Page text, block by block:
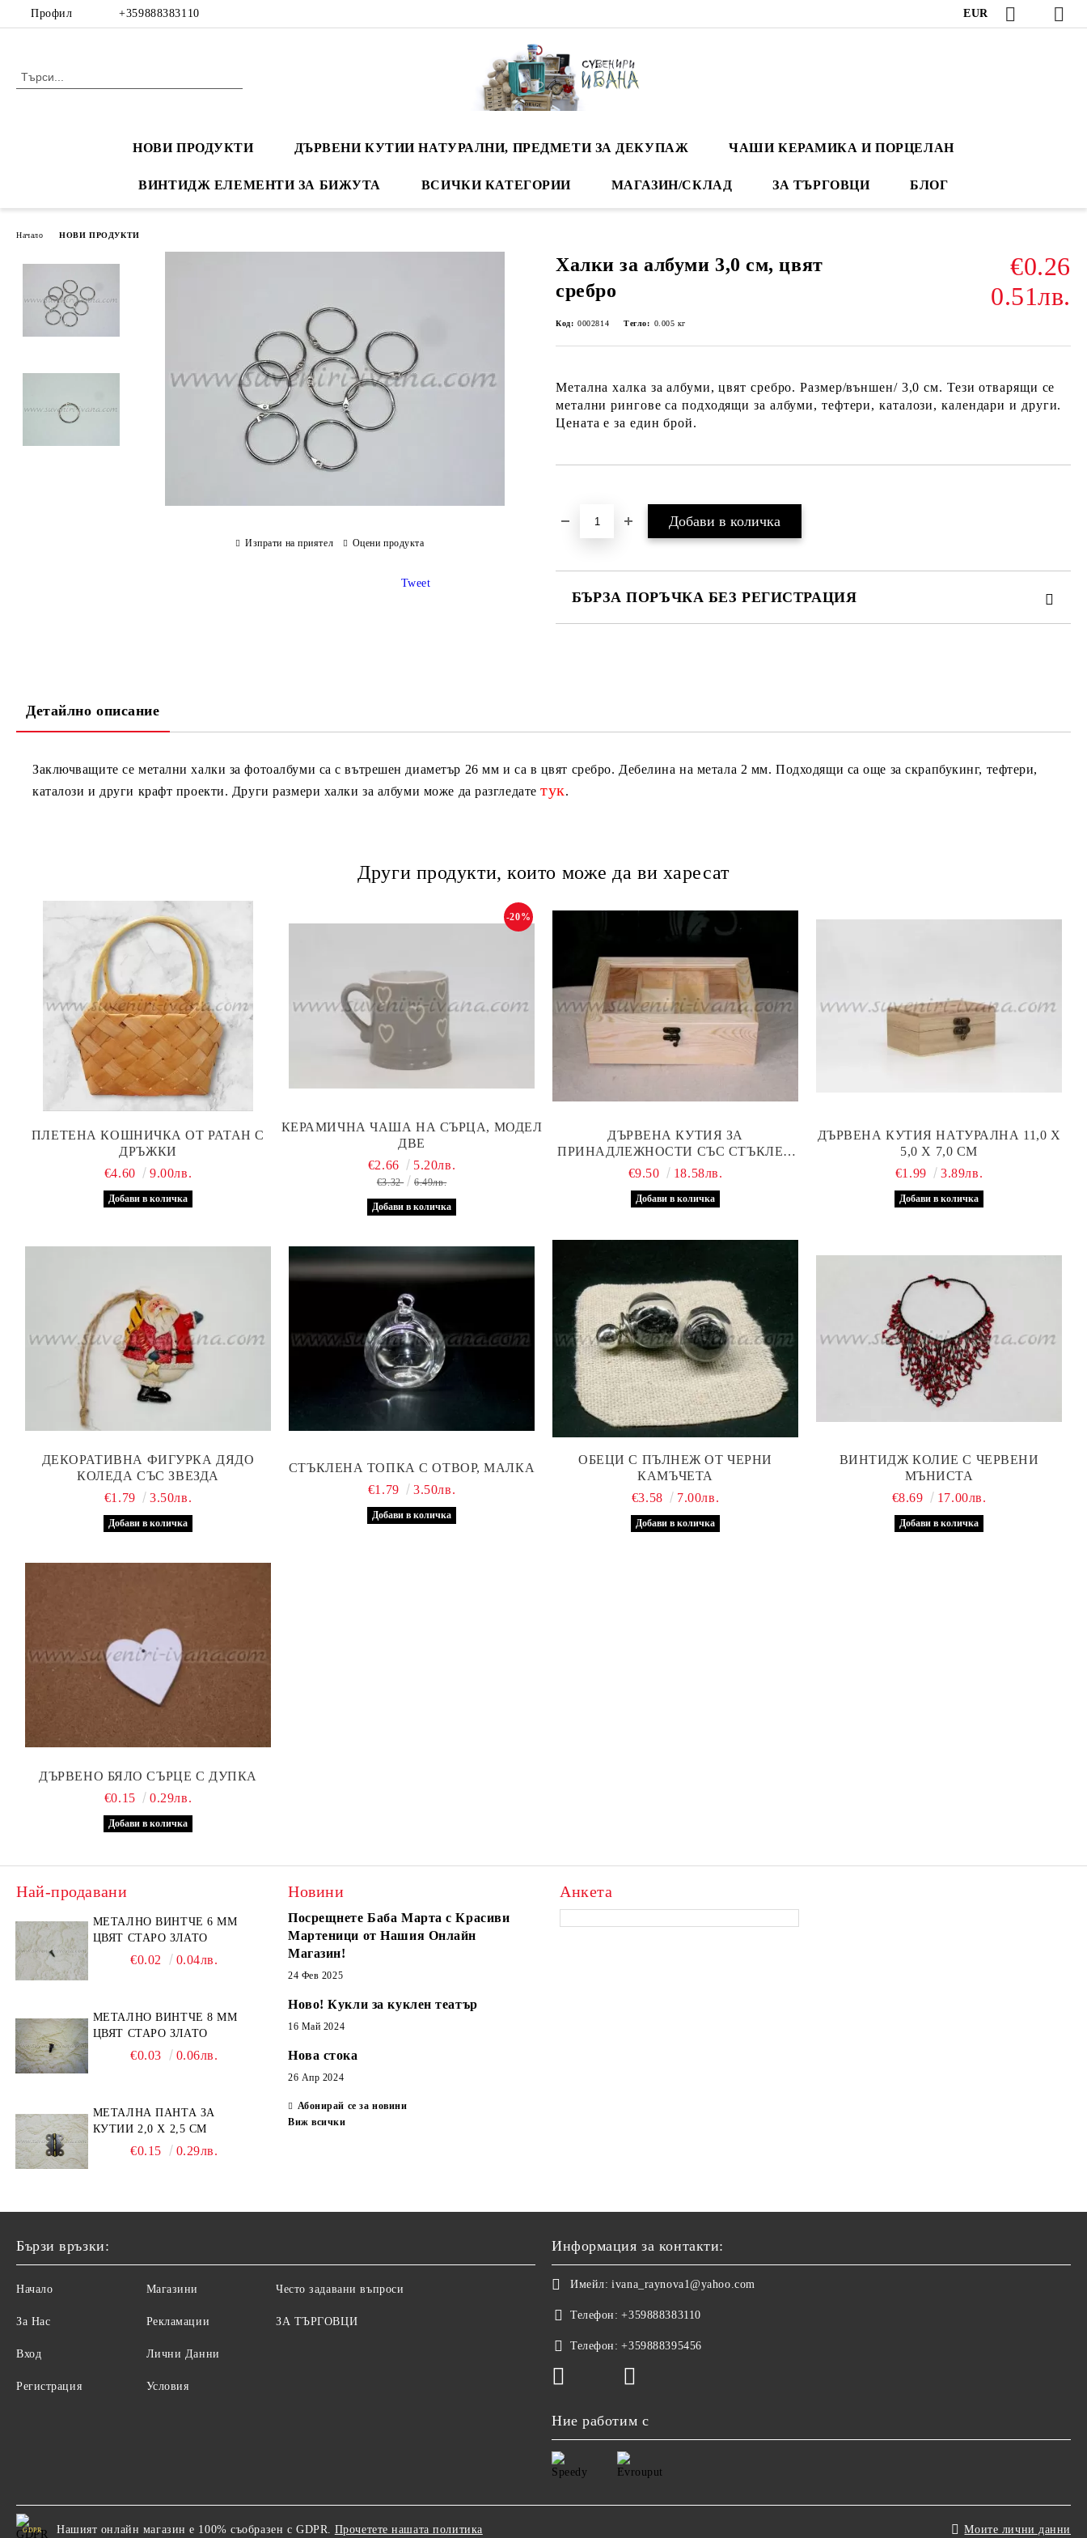
Профил +359888383110 EUR
НОВИ ПРОДУКТИ ДЪРВЕНИ КУТИИ НАТУРАЛНИ, ПРЕДМЕТИ ЗА ДЕКУПАЖ ЧАШИ КЕРАМИКА И ПОРЦЕЛАН
ВИНТИДЖ ЕЛЕМЕНТИ ЗА БИЖУТА ВСИЧКИ КАТЕГОРИИ МАГАЗИН/СКЛАД ЗА ТЪРГОВЦИ БЛОГ
Начало НОВИ ПРОДУКТИ
Халки за албуми 3,0 см, цвят
сребро
€0.26
0.51лв.
Код: 0002814 Тегло: 0.005 кг
Метална халка за албуми, цвят сребро. Размер/външен/ 3,0 см. Тези отварящи се
метални рингове са подходящи за албуми, тефтери, каталози, календари и други.
Цената е за един брой.
БЪРЗА ПОРЪЧКА БЕЗ РЕГИСТРАЦИЯ
Изпрати на приятел Оцени продукта
Tweet
Детайлно описание
Заключващите се метални халки за фотоалбуми са с вътрешен диаметър 26 мм и са в цвят сребро. Дебелина на метала 2 мм. Подходящи са още за скрапбукинг, тефтери,
каталози и други крафт проекти. Други размери халки за албуми може да разгледатетук.
Други продукти, които може да ви харесат
ПЛЕТЕНА КОШНИЧКА ОТ РАТАН С
ДРЪЖКИ
€4.60
9.00лв.
КЕРАМИЧНА ЧАША НА СЪРЦА, МОДЕЛ
ДВЕ
-20%
€2.66 5.20лв.
€3.32 6.49лв.
ДЪРВЕНА КУТИЯ ЗА
ПРИНАДЛЕЖНОСТИ СЪС СТЪКЛЕН
КАПАК
€9.50 18.58лв.
ДЪРВЕНА КУТИЯ НАТУРАЛНА 11,0 Х
5,0 Х 7,0 СМ
€1.99
3.89лв.
ДЕКОРАТИВНА ФИГУРКА ДЯДО
КОЛЕДА СЪС ЗВЕЗДА
€1.79
3.50лв.
СТЪКЛЕНА ТОПКА С ОТВОР, МАЛКА
€1.79
3.50лв.
ОБЕЦИ С ПЪЛНЕЖ ОТ ЧЕРНИ
КАМЪЧЕТА
€3.58
7.00лв.
ВИНТИДЖ КОЛИЕ С ЧЕРВЕНИ
МЪНИСТА
€8.69
17.00лв.
ДЪРВЕНО БЯЛО СЪРЦЕ С ДУПКА
€0.15
0.29лв.
Най-продавани
МЕТАЛНО ВИНТЧЕ 6 ММ
ЦВЯТ СТАРО ЗЛАТО
€0.02 0.04лв.
МЕТАЛНО ВИНТЧЕ 8 ММ
ЦВЯТ СТАРО ЗЛАТО
€0.03 0.06лв.
МЕТАЛНА ПАНТА ЗА
КУТИИ 2,0 Х 2,5 СМ
€0.15 0.29лв.
Новини
Посрещнете Баба Марта с Красиви
Мартеници от Нашия Онлайн
Магазин!
24 Фев 2025
Ново! Кукли за куклен театър
16 Май 2024
Нова стока
26 Апр 2024
Абонирай се за новини
Виж всички
Анкета
Бързи връзки:
Начало
За Нас
Вход
Регистрация
Магазини
Рекламации
Лични Данни
Условия
Често задавани въпроси
ЗА ТЪРГОВЦИ
Информация за контакти:
Имейл: ivana_raynova1@yahoo.com
Телефон: +359888383110
Телефон: +359888395456
Ние работим с
GDPR Нашият онлайн магазин е 100% съобразен с GDPR. Прочетете нашата политика Моите лични данни